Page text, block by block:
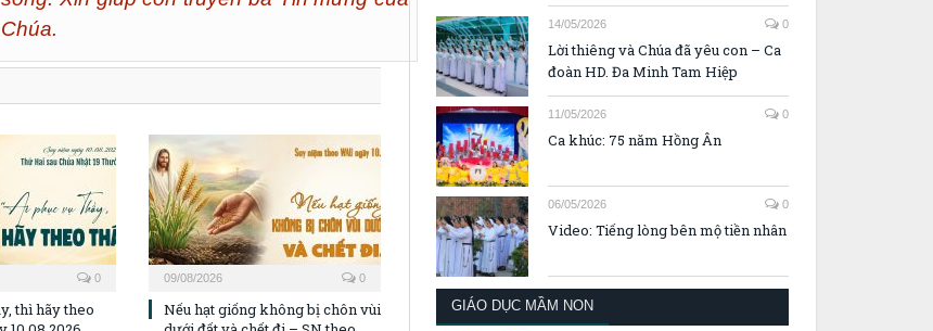
chúng con, bất cứ nơi nào chúng con đang
sống. Xin giúp con truyền bá Tin mừng của
Chúa.
09/08/2026
Hội dòng Đa Minh Tam Hiệp
(25/06/2016)
14/05/2026
Lời thiêng và Chúa đã yêu con – Ca
đoàn HD. Đa Minh Tam Hiệp
Ca khúc: 75 năm Hồng Ân
Video: Tiếng lòng bên mộ tiền nhân